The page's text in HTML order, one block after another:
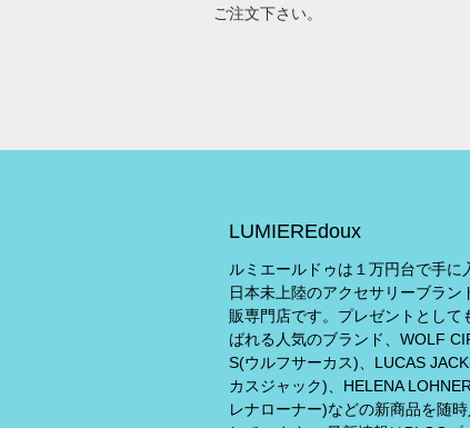
ご注文下さい。
LUMIEREdoux
ルミエールドゥは１万円台で手に
日本未上陸のアクセサリーブラン
販専門店です。プレゼントとして
ばれる人気のブランド、WOLF
S(ウルフサーカス)、LUCAS
カスジャック)、HELENA
レナローナー)などの新商品を随